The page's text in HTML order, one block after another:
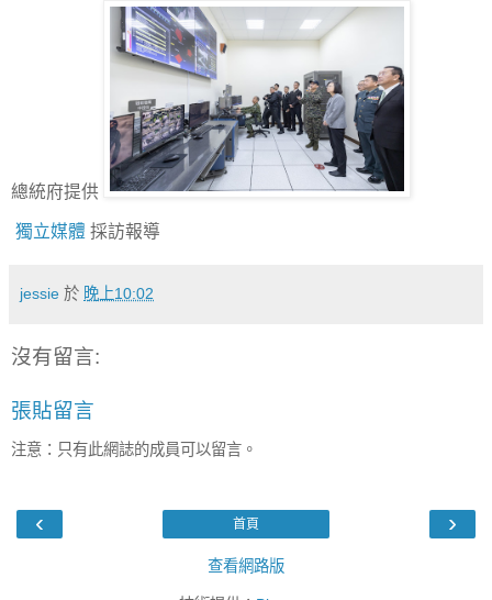
總統府提供
獨立媒體 採訪報導
jessie 於 晚上10:02
沒有留言:
張貼留言
注意：只有此網誌的成員可以留言。
‹ ›
首頁
查看網路版